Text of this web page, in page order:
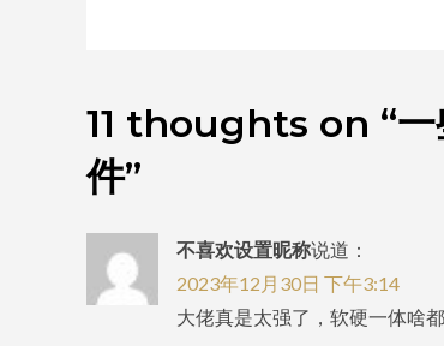
11 thoughts on “
件”
不喜欢设置昵称说道：
2023年12月30日 下午3:14
大佬真是太强了，软硬一体啥